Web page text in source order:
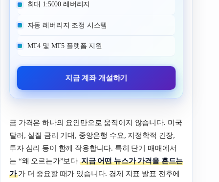
최대 1:5000 레버리지
자동 레버리지 조정 시스템
MT4 및 MT5 플랫폼 지원
지금 계좌 개설하기
금 가격은 하나의 요인만으로 움직이지 않습니다. 미국
달러, 실질 금리 기대, 중앙은행 수요, 지정학적 긴장,
투자 심리 등이 함께 작용합니다. 특히 단기 매매에서
는 “왜 오르는가”보다 지금 어떤 뉴스가 가격을 흔드는
가가 더 중요할 때가 있습니다. 경제 지표 발표 전후에